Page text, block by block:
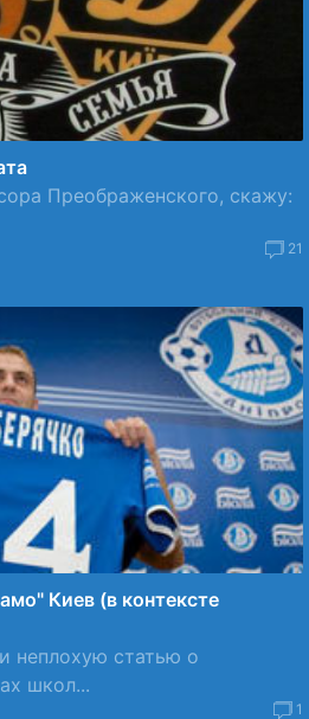
Преображенского, скажу:
21
Киев (в контексте
неплохую статью о
школ...
1